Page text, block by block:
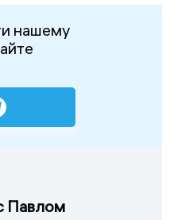
нашему
Павлом